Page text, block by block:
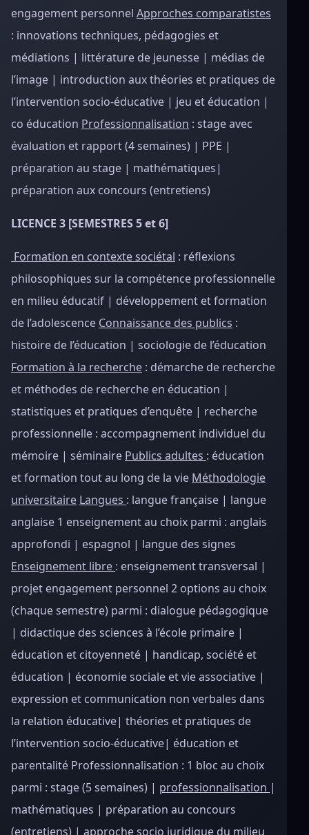
engagement personnel Approches comparatistes
: innovations techniques, pédagogies et
médiations | littérature de jeunesse | médias de
l’image | introduction aux théories et pratiques de
l’intervention socio-éducative | jeu et éducation |
co éducation Professionnalisation : stage avec
évaluation et rapport (4 semaines) | PPE |
préparation au stage | mathématiques|
préparation aux concours (entretiens)
LICENCE 3 [SEMESTRES 5 et 6]
Formation en contexte sociétal : réflexions
philosophiques sur la compétence professionnelle
en milieu éducatif | développement et formation
de l’adolescence Connaissance des publics :
histoire de l’éducation | sociologie de l’éducation
Formation à la recherche : démarche de recherche
et méthodes de recherche en éducation |
statistiques et pratiques d’enquête | recherche
professionnelle : accompagnement individuel du
mémoire | séminaire Publics adultes : éducation
et formation tout au long de la vie Méthodologie
universitaire Langues : langue française | langue
anglaise 1 enseignement au choix parmi : anglais
approfondi | espagnol | langue des signes
Enseignement libre : enseignement transversal |
projet engagement personnel 2 options au choix
(chaque semestre) parmi : dialogue pédagogique
| didactique des sciences à l’école primaire |
éducation et citoyenneté | handicap, société et
éducation | économie sociale et vie associative |
expression et communication non verbales dans
la relation éducative| théories et pratiques de
l’intervention socio-éducative| éducation et
parentalité Professionnalisation : 1 bloc au choix
parmi : stage (5 semaines) | professionnalisation |
mathématiques | préparation au concours
(entretiens) | approche socio juridique du milieu